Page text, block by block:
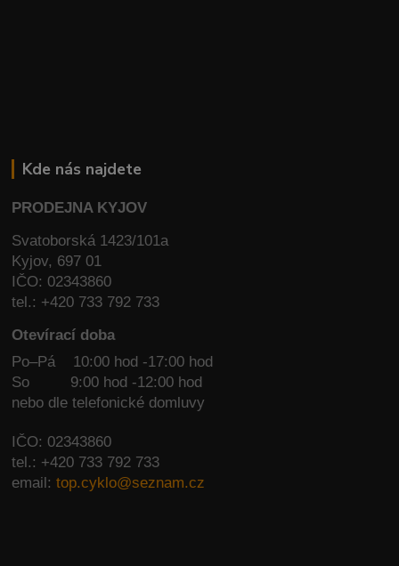
Kde nás najdete
PRODEJNA KYJOV
Svatoborská 1423/101a
Kyjov, 697 01
IČO: 02343860
tel.: +420 733 792 733
Otevírací doba
Po–Pá 10:00 hod -17:00 hod
So
9:00 hod -12:00 hod
nebo dle telefonické domluvy
IČO: 02343860
tel.: +420 733 792 733
email:top.cyklo@seznam.cz